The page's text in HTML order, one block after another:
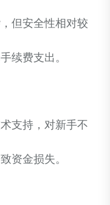
但安全性相对较
续费支出。
支持，对新手不
资金损失。